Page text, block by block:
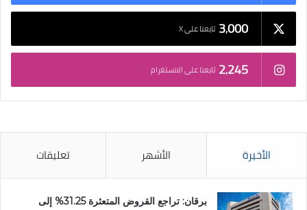
3٬000 تابعنا على X
2٬245 تابعنا على الانستغرام
الأخيرة الأشهر تعليقات
برقان: تراجع القروض المتعثرة 31.25% إلى